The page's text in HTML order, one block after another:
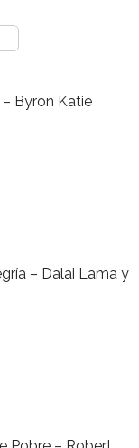
Byron Katie
– Dalai Lama y